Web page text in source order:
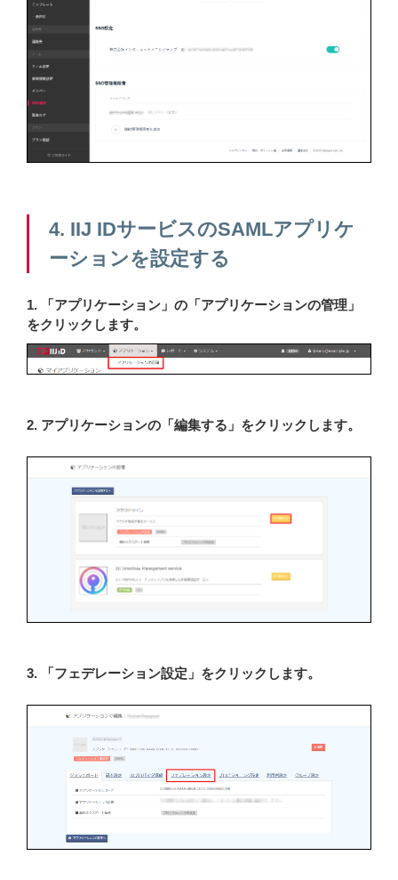
4. IIJ IDサービスのSAMLアプリケ
ーションを設定する
1. 「アプリケーション」の「アプリケーションの管理」
をクリックします。
2. アプリケーションの「編集する」をクリックします。
3. 「フェデレーション設定」をクリックします。